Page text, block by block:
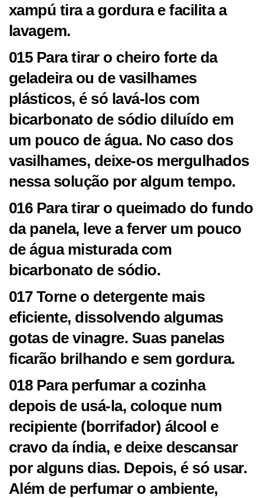
xampú tira a gordura e facilita a
lavagem.
015 Para tirar o cheiro forte da
geladeira ou de vasilhames
plásticos, é só lavá-los com
bicarbonato de sódio diluído em
um pouco de água. No caso dos
vasilhames, deixe-os mergulhados
nessa solução por algum tempo.
016 Para tirar o queimado do fundo
da panela, leve a ferver um pouco
de água misturada com
bicarbonato de sódio.
017 Torne o detergente mais
eficiente, dissolvendo algumas
gotas de vinagre. Suas panelas
ficarão brilhando e sem gordura.
018 Para perfumar a cozinha
depois de usá-la, coloque num
recipiente (borrifador) álcool e
cravo da índia, e deixe descansar
por alguns dias. Depois, é só usar.
Além de perfumar o ambiente,